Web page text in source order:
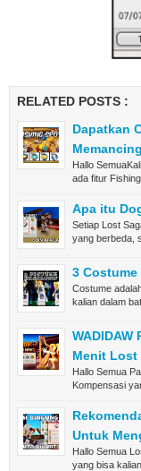
RELATED POSTS :
Dapatkan
Hallo
ada fitur
Apa itu
Setiap Lost
yang berbeda,
3
Costume
kalian dalam
Menit Lost
Hallo Semua
Kompensasi
Untuk
Hallo Semua
yang bisa